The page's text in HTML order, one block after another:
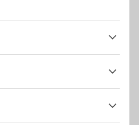
präsentierte sich
als auch während der
kompetent und
konnte die Winzerin mit
erläuterte sehr
(QR-Code) für